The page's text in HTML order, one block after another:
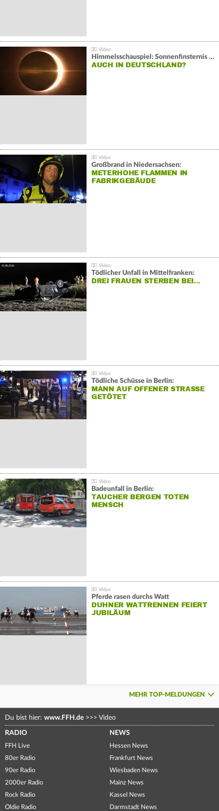
Himmelsschauspiel: Sonnenfinsternis über Spanien
AUCH IN DEUTSCHLAND?
Großbrand in Niedersachsen:
METERHOHE FLAMMEN IN
FABRIKGEBÄUDE
Tödlicher Unfall in Mittelfranken:
DREI FRAUEN STERBEN BEI…
Tödliche Schüsse in Berlin:
MANN AUF OFFENER STRASSE G
ETÖTET
Badeunfall in Berlin:
TAUCHER BERGEN TOTEN
MENSCH
Pferde rasen durchs Watt
DUHNER WATTRENNEN FEIERT
JUBILÄUM
MEHR TOP-MELDUNGEN
Du bist hier: www.FFH.de >>> Video
RADIO
FFH Live
80er Radio
90er Radio
2000er Radio
Rock Radio
Oldie Radio
NEWS
Hessen News
Frankfurt News
Wiesbaden News
Mainz News
Kassel News
Darmstadt News